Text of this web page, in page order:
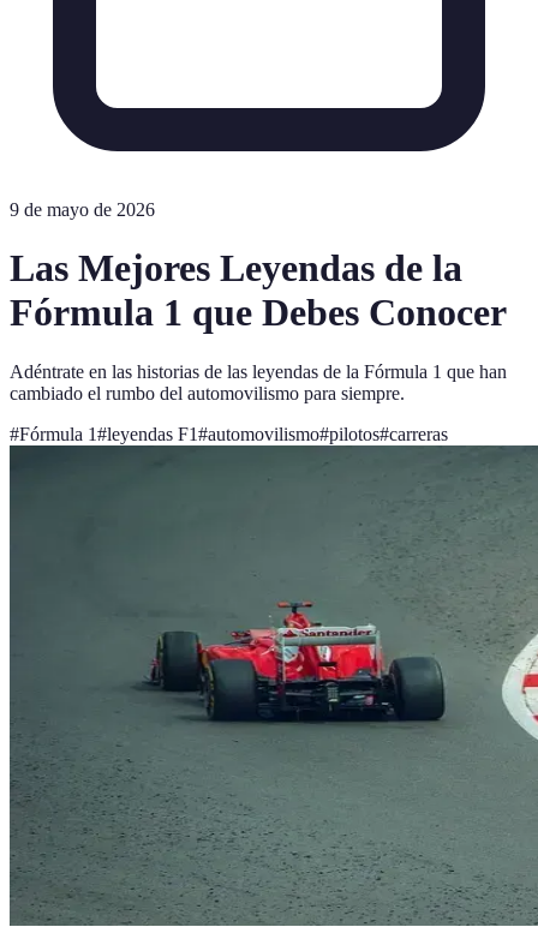
9 de mayo de 2026
Las Mejores Leyendas de la
Fórmula 1 que Debes Conocer
Adéntrate en las historias de las leyendas de la Fórmula 1 que han
cambiado el rumbo del automovilismo para siempre.
#Fórmula 1#leyendas F1#automovilismo#pilotos#carreras